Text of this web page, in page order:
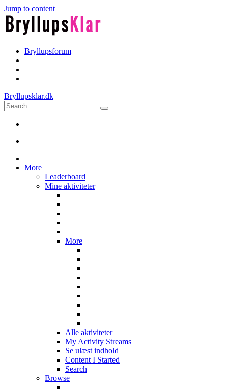
Jump to content
Bryllupsforum
Bryllupsklar.dk
More
Leaderboard
Mine aktiviteter
More
Alle aktiviteter
My Activity Streams
Se ulæst indhold
Content I Started
Search
Browse